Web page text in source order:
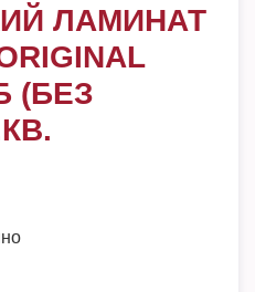
ЛАМИНАТ
(БЕЗ